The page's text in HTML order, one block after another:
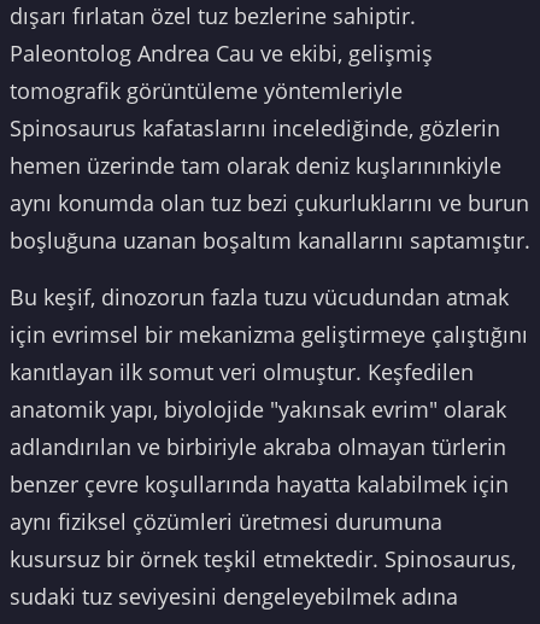
dışarı fırlatan özel tuz bezlerine sahiptir.
Paleontolog Andrea Cau ve ekibi, gelişmiş
tomografik görüntüleme yöntemleriyle
Spinosaurus kafataslarını incelediğinde, gözlerin
hemen üzerinde tam olarak deniz kuşlarınınkiyle
aynı konumda olan tuz bezi çukurluklarını ve burun
boşluğuna uzanan boşaltım kanallarını saptamıştır.
Bu keşif, dinozorun fazla tuzu vücudundan atmak
için evrimsel bir mekanizma geliştirmeye çalıştığını
kanıtlayan ilk somut veri olmuştur. Keşfedilen
anatomik yapı, biyolojide "yakınsak evrim" olarak
adlandırılan ve birbiriyle akraba olmayan türlerin
benzer çevre koşullarında hayatta kalabilmek için
aynı fiziksel çözümleri üretmesi durumuna
kusursuz bir örnek teşkil etmektedir. Spinosaurus,
sudaki tuz seviyesini dengeleyebilmek adına